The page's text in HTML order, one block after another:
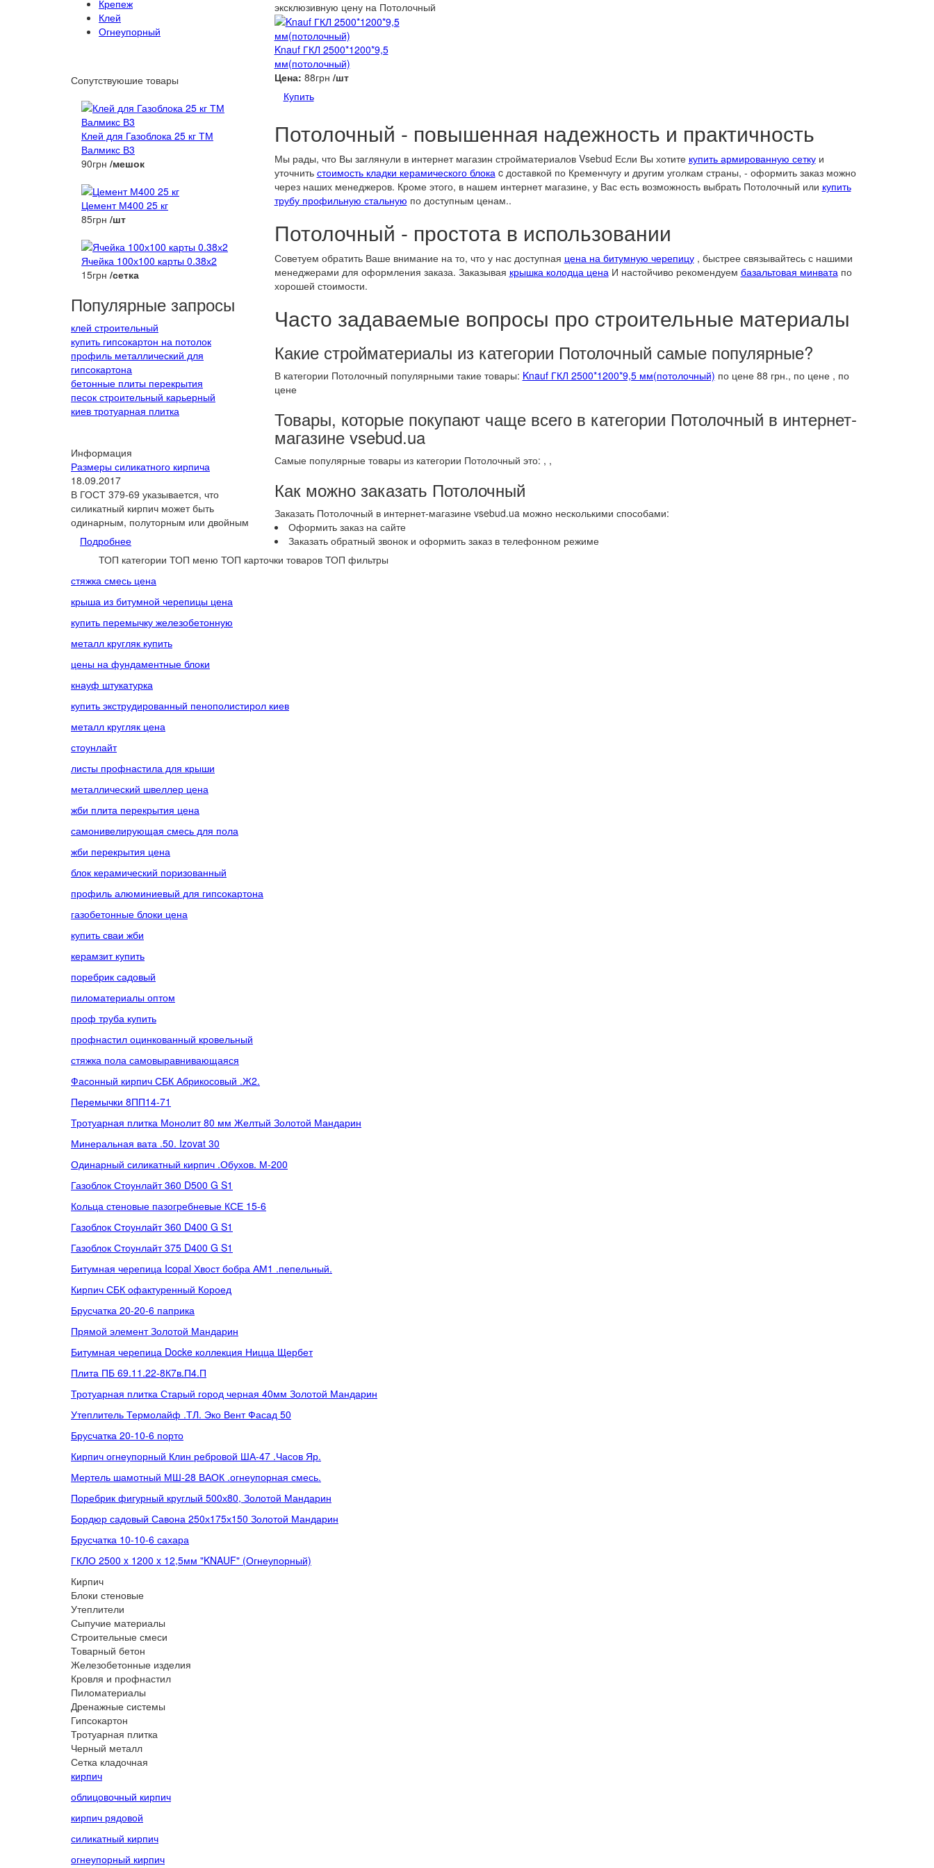
Крепеж
Клей
Огнеупорный
Сопутствуюшие товары
Клей для Газоблока 25 кг ТМ
Валмикс В3
90грн /мешок
Цемент М400 25 кг
85грн /шт
Ячейка 100х100 карты 0.38х2
15грн /сетка
Популярные запросы
клей строительный
купить гипсокартон на потолок
профиль металлический для
гипсокартона
бетонные плиты перекрытия
песок строительный карьерный
киев тротуарная плитка
Информация
Размеры силикатного кирпича
18.09.2017
В ГОСТ 379-69 указывается, что
силикатный кирпич может быть
одинарным, полуторным или двойным
Подробнее
эксклюзивную ценуна Потолочный
Knauf ГКЛ 2500*1200*9,5
мм(потолочный)
Цена: 88грн /шт
Купить
Потолочный - повышенная надежность и практичность
Мы рады, что Вы заглянули в интернет магазин стройматериалов Vsebud Если Вы хотите купить армированную сеткуи
уточнить стоимость кладки керамического блокаc доставкой по Кременчугу и другим уголкам страны, - оформить заказ можно
через наших менеджеров. Кроме этого, в нашем интернет магазине, у Вас есть возможность выбрать Потолочный или купить
трубу профильную стальную по доступным ценам..
Потолочный - простота в использовании
Советуем обратить Ваше внимание на то, что у нас доступная цена на битумную черепицу, быстрее связывайтесь с нашими
менеджерами для оформления заказа. Заказывая крышка колодца ценаИ настойчиво рекомендуем базальтовая минватапо
хорошей стоимости.
Часто задаваемые вопросы про cтроительные материалы
Какие стройматериалы из категории Потолочный самые популярные?
В категории Потолочный популярными такие товары: Knauf ГКЛ 2500*1200*9,5 мм(потолочный) по цене 88 грн., по цене , по
цене
Товары, которые покупают чаще всего в категории Потолочный в интернет-
магазине vsebud.ua
Самые популярные товары из категории Потолочный это: , ,
Как можно заказать Потолочный
Заказать Потолочный в интернет-магазине vsebud.ua можно несколькими способами:
Оформить заказ на сайте
Заказать обратный звонок и оформить заказ в телефонном режиме
ТОП категории ТОП меню ТОП карточки товаров ТОП фильтры
стяжка смесь цена
крыша из битумной черепицы цена
купить перемычку железобетонную
металл кругляк купить
цены на фундаментные блоки
кнауф штукатурка
купить экструдированный пенополистирол киев
металл кругляк цена
стоунлайт
листы профнастила для крыши
металлический швеллер цена
жби плита перекрытия цена
самонивелирующая смесь для пола
жби перекрытия цена
блок керамический поризованный
профиль алюминиевый для гипсокартона
газобетонные блоки цена
купить сваи жби
керамзит купить
поребрик садовый
пиломатериалы оптом
проф труба купить
профнастил оцинкованный кровельный
стяжка пола самовыравнивающаяся
Фасонный кирпич СБК Абрикосовый .Ж2.
Перемычки 8ПП14-71
Тротуарная плитка Монолит 80 мм Желтый Золотой Мандарин
Минеральная вата .50. Izovat 30
Одинарный силикатный кирпич .Обухов. М-200
Газоблок Стоунлайт 360 D500 G S1
Кольца стеновые пазогребневые КСЕ 15-6
Газоблок Стоунлайт 360 D400 G S1
Газоблок Стоунлайт 375 D400 G S1
Битумная черепица Icopal Хвост бобра АМ1 .пепельный.
Кирпич СБК офактуренный Короед
Брусчатка 20-20-6 паприка
Прямой элемент Золотой Мандарин
Битумная черепица Docke коллекция Ницца Щербет
Плита ПБ 69.11.22-8К7в.П4.П
Тротуарная плитка Старый город черная 40мм Золотой Мандарин
Утеплитель Термолайф .ТЛ. Эко Вент Фасад 50
Брусчатка 20-10-6 порто
Кирпич огнеупорный Клин ребровой ША-47 .Часов Яр.
Мертель шамотный МШ-28 ВАОК .огнеупорная смесь.
Поребрик фигурный круглый 500х80, Золотой Мандарин
Бордюр садовый Савона 250х175х150 Золотой Мандарин
Брусчатка 10-10-6 сахара
ГКЛО 2500 x 1200 x 12,5мм "KNAUF" (Огнеупорный)
Кирпич
Блоки стеновые
Утеплители
Сыпучие материалы
Строительные смеси
Товарный бетон
Железобетонные изделия
Кровля и профнастил
Пиломатериалы
Дренажные системы
Гипсокартон
Тротуарная плитка
Черный металл
Сетка кладочная
кирпич
облицовочный кирпич
кирпич рядовой
силикатный кирпич
огнеупорный кирпич